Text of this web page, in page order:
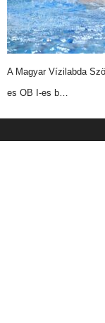
A Magyar Vízilabda
es OB I-es b…